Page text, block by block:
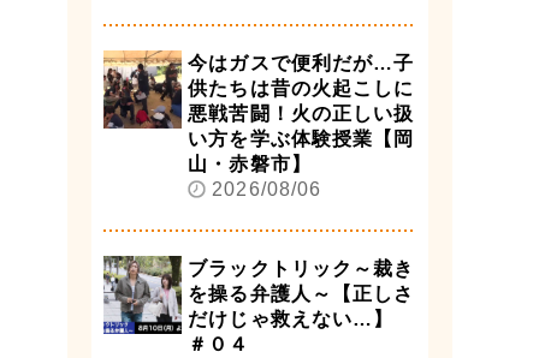
今はガスで便利だが…子
供たちは昔の火起こしに
悪戦苦闘！火の正しい扱
い方を学ぶ体験授業【岡
山・赤磐市】
2026/08/06
ブラックトリック～裁き
を操る弁護人～【正しさ
だけじゃ救えない…】
＃０４